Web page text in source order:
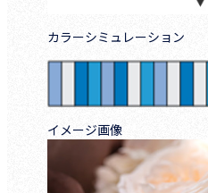
カラーシミュレーション
イメージ画像